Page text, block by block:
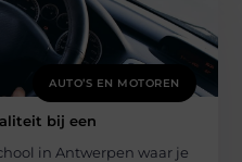
AUTO’S EN MOTOREN
bij een
in Antwerpen waar je